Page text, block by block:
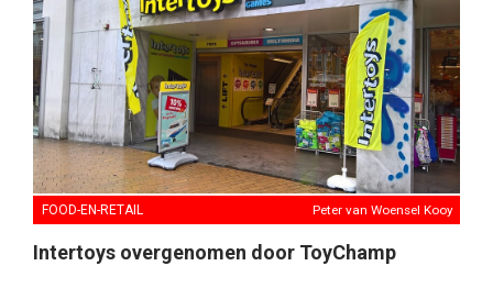
FOOD-EN-RETAIL Peter van Woensel Kooy
Intertoys overgenomen door ToyChamp